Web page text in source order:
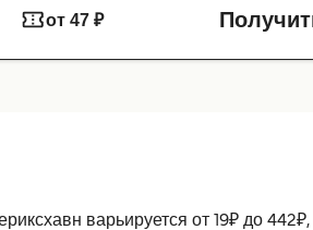
от 47 ₽
варьируется от 19₽ до 442₽,